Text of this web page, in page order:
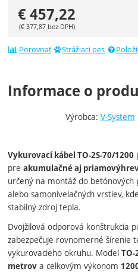
€457,22
(€377,87 bez DPH)
Porovnať Strážiaci pes
Informace o
Výrobca: V-System
Vykurovací kábel TO-2S-70/1200
preakumulačné aj
určený na montáž do
alebo samonivelačných vrstiev,
stabilný zdroj tepla.
Dvojžilová odporová konštrukcia
zabezpečuje rovnomerné šírenie
vykurovacieho okruhu. ModelTO-
metrov a celkovým výkonom